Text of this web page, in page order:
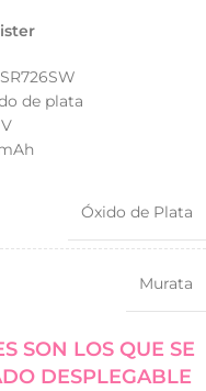
de plata
Óxido de Plata
Murata
SON LOS QUE SE
DESPLEGABLE